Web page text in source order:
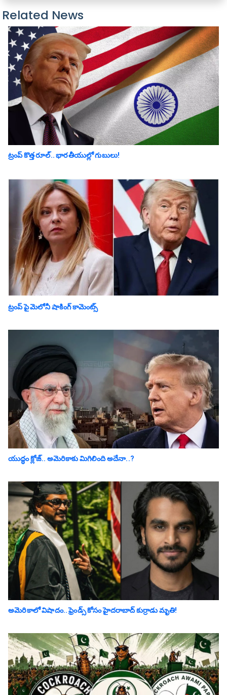
Related News
ట్రంప్ కొత్త రూల్.. భారతీయుల్లో గుబులు!
ట్రంప్ పై మెలోనీ షాకింగ్ కామెంట్స్
యుద్ధం క్లోజ్‌.. అమెరికాకు మిగిలింది అదేనా..?
అమెరికాలో విషాదం.. ఫ్రెండ్స్ కోసం హైద‌రాబాద్ కుర్రాడు మృతి!